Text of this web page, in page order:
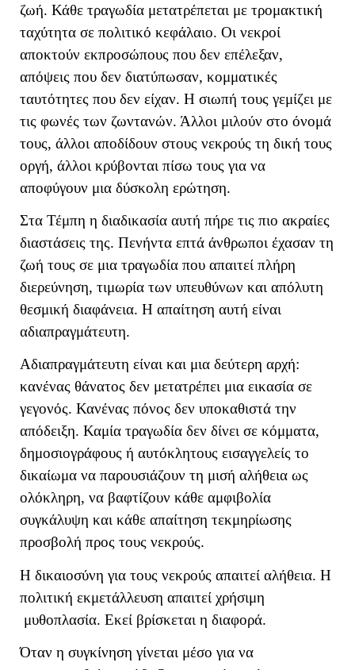
ζωή. Κάθε τραγωδία μετατρέπεται με τρομακτική
ταχύτητα σε πολιτικό κεφάλαιο. Οι νεκροί
αποκτούν εκπροσώπους που δεν επέλεξαν,
απόψεις που δεν διατύπωσαν, κομματικές
ταυτότητες που δεν είχαν. Η σιωπή τους γεμίζει με
τις φωνές των ζωντανών. Άλλοι μιλούν στο όνομά
τους, άλλοι αποδίδουν στους νεκρούς τη δική τους
οργή, άλλοι κρύβονται πίσω τους για να
αποφύγουν μια δύσκολη ερώτηση.
Στα Τέμπη η διαδικασία αυτή πήρε τις πιο ακραίες
διαστάσεις της. Πενήντα επτά άνθρωποι έχασαν τη
ζωή τους σε μια τραγωδία που απαιτεί πλήρη
διερεύνηση, τιμωρία των υπευθύνων και απόλυτη
θεσμική διαφάνεια. Η απαίτηση αυτή είναι
αδιαπραγμάτευτη.
Αδιαπραγμάτευτη είναι και μια δεύτερη αρχή:
κανένας θάνατος δεν μετατρέπει μια εικασία σε
γεγονός. Κανένας πόνος δεν υποκαθιστά την
απόδειξη. Καμία τραγωδία δεν δίνει σε κόμματα,
δημοσιογράφους ή αυτόκλητους εισαγγελείς το
δικαίωμα να παρουσιάζουν τη μισή αλήθεια ως
ολόκληρη, να βαφτίζουν κάθε αμφιβολία
συγκάλυψη και κάθε απαίτηση τεκμηρίωσης
προσβολή προς τους νεκρούς.
Η δικαιοσύνη για τους νεκρούς απαιτεί αλήθεια. Η
πολιτική εκμετάλλευση απαιτεί χρήσιμη
μυθοπλασία. Εκεί βρίσκεται η διαφορά.
Όταν η συγκίνηση γίνεται μέσο για να